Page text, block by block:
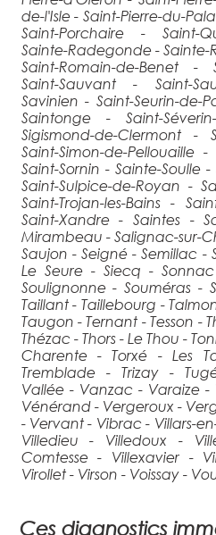
de-l'Isle - Saint-Pierre-du-
Saint-Porchaire - Saint-
Sainte-Radegonde - Sainte-
Saint-Romain-de-Benet -
Saint-Sauvant - Saint-
Savinien - Saint-Seurin-de-
Saintonge - Saint-
Sigismond-de-Clermont -
Saint-Simon-de-Pellouaille
Saint-Sornin - Sainte-Soulle
Saint-Sulpice-de-Royan -
Saint-Trojan-les-Bains -
Saint-Xandre - Saintes -
Mirambeau - Salignac-sur-
Saujon - Seigné - Semillac -
Le Seure - Siecq -
Soulignonne - Souméras -
Taillant - Taillebourg -
Taugon - Ternant - Tesson -
Thézac - Thors - Le Thou -
Charente - Torxé - Les
Tremblade - Trizay -
Vallée - Vanzac - Varaize -
Vénérand - Vergeroux -
- Vervant - Vibrac - Villars-
Villedieu - Villedoux -
Comtesse - Villexavier -
Virollet - Virson - Voissay -
Ces diagnostics